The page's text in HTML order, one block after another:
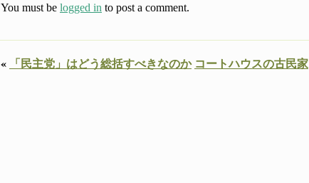
You must be logged in to post a comment.
« 「民主党」はどう総括すべきなのか コートハウスの古民家